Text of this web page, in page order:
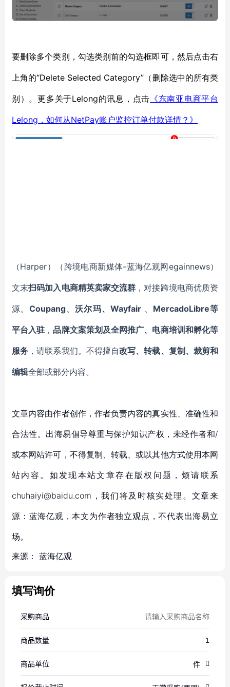
要删除多个类别，勾选类别前的勾选框即可，然后点击右
上角的“Delete Selected Category”（删除选中的所有类
别）。更多关于Lelong的讯息，点击 《东南亚电商平台
Lelong，如何从NetPay账户监控订单付款详情？》
（Harper） （跨境电商新媒体-蓝海亿观网egainnews）
文末扫码加 入 电商精英卖家交流群 ，对接跨境电商优质资
源。Coupang 、沃尔玛、 Wayfair MercadoLibre等
平台入驻 ，品牌文案策划及全网推广、电商培训和孵化等
服务 ，请联系我们。不得擅自改写、转载、复制、裁剪和
编辑全部或部分内容。
文章内容由作者创作，作者负责内容的真实性、准确性和
合法性。出海易倡导尊重与保护知识产权，未经作者和/
或本网站许可，不得复制、转载、或以其他方式使用本网
站内容。如发现本站文章存在版权问题，烦请联系
chuhaiyi@baidu.com，我们将及时核实处理。文章来
源：蓝海亿观，本文为作者独立观点，不代表出海易立
场。
来源： 蓝海亿观
填写询价